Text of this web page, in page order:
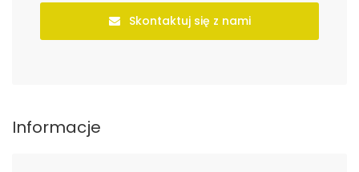
Skontaktuj się z nami
Informacje